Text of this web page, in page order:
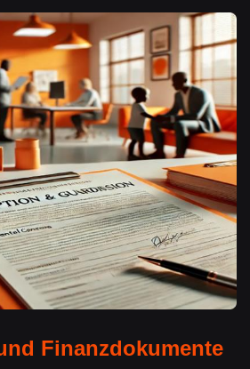
Finanzdokumente